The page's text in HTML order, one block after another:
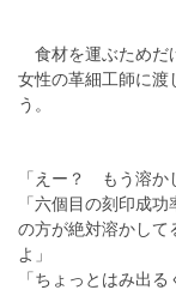
食材を運ぶためだ
女性の革細工師に渡
う。
「えー？ もう溶か
「六個目の刻印成
の方が絶対溶かして
よ」
「ちょっとはみ出る